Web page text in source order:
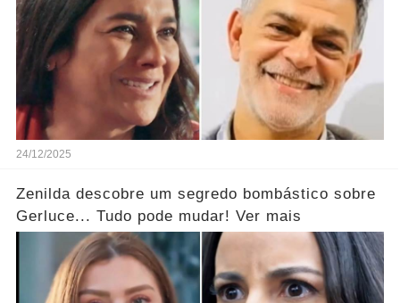
24/12/2025
Zenilda descobre um segredo bombástico sobre
Gerluce... Tudo pode mudar! Ver mais